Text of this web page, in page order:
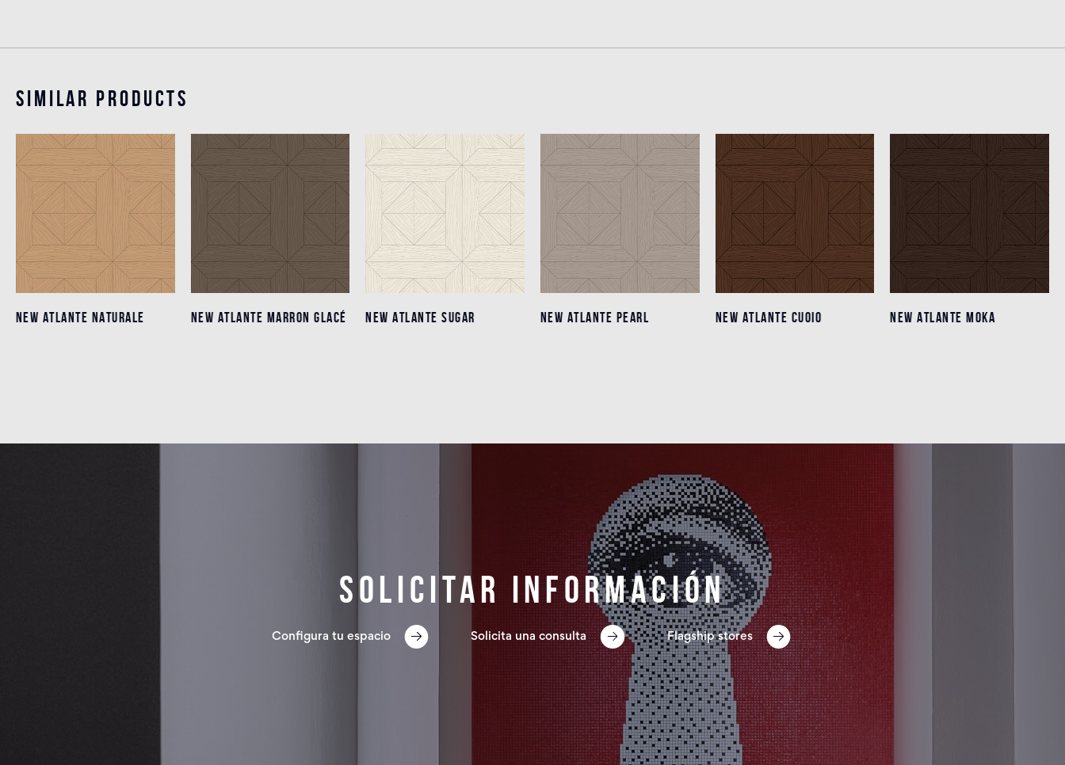
Similar products
NEW ATLANTE NATURALE
NEW ATLANTE NATURALE NEW ATLANTE MARRON GLACÉ
NEW ATLANTE MARRON GLACÉ NEW ATLANTE SUGAR
NEW ATLANTE SUGAR NEW ATLANTE PEARL
NEW ATLANTE PEARL NEW ATLANTE CUOIO
NEW ATLANTE CUOIO NEW ATLANTE MOKA
NEW ATLANTE MOKA
Solicitar información
Configura tu espacio Solicita una consulta Flagship stores